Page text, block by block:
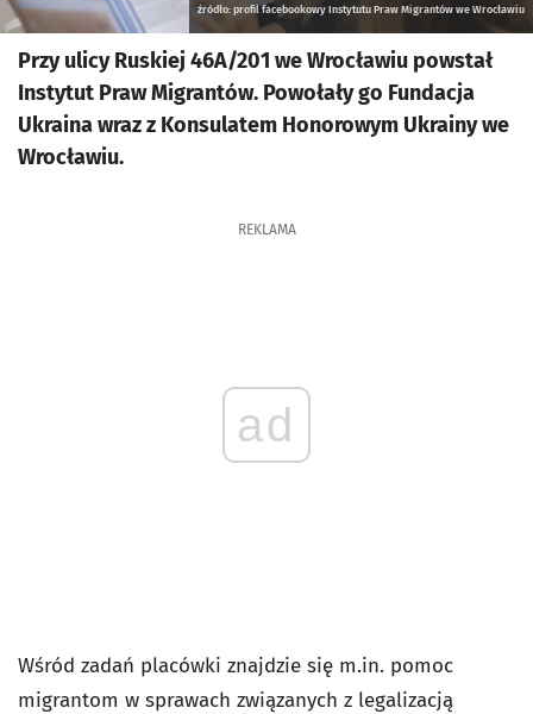
źródło: profil facebookowy Instytutu Praw Migrantów we Wrocławiu
Przy ulicy Ruskiej 46A/201 we Wrocławiu powstał
Instytut Praw Migrantów. Powołały go Fundacja
Ukraina wraz z Konsulatem Honorowym Ukrainy we
Wrocławiu.
REKLAMA
ad
Wśród zadań placówki znajdzie się m.in. pomoc
migrantom w sprawach związanych z legalizacją